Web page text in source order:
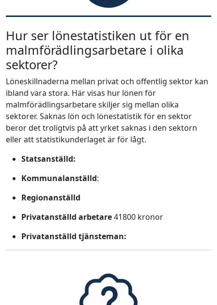
Hur ser lönestatistiken ut för en
malmförädlingsarbetare i olika
sektorer?
Löneskillnaderna mellan privat och offentlig sektor kan
ibland vara stora. Här visas hur lönen för
malmförädlingsarbetare skiljer sig mellan olika
sektorer. Saknas lön och lönestatistik för en sektor
beror det troligtvis på att yrket saknas i den sektorn
eller att statistikunderlaget är för lågt.
Statsanställd:
Kommunalanställd:
Regionanställd
Privatanställd arbetare41800 kronor
Privatanställd tjänsteman: